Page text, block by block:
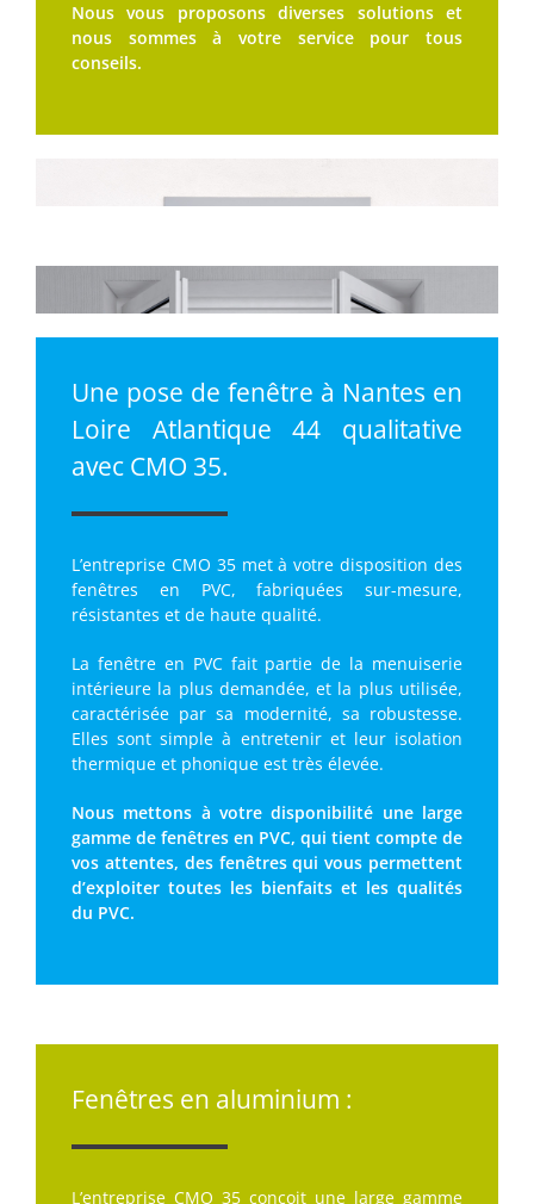
Nous vous proposons diverses solutions et
nous sommes à votre service pour tous
conseils.
Une pose de fenêtre à Nantes en
Loire Atlantique 44 qualitative
avec CMO 35.
L’entreprise CMO 35 met à votre disposition des
fenêtres en PVC, fabriquées sur-mesure,
résistantes et de haute qualité.
La fenêtre en PVC fait partie de la menuiserie
intérieure la plus demandée, et la plus utilisée,
caractérisée par sa modernité, sa robustesse.
Elles sont simple à entretenir et leur isolation
thermique et phonique est très élevée.
Nous mettons à votre disponibilité une large
gamme de fenêtres en PVC, qui tient compte de
vos attentes, des fenêtres qui vous permettent
d’exploiter toutes les bienfaits et les qualités
du PVC.
Fenêtres en aluminium :
L’entreprise CMO 35 conçoit une large gamme